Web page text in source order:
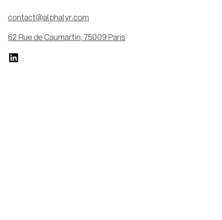
contact@alphalyr.com
62 Rue de Caumartin, 75009 Paris